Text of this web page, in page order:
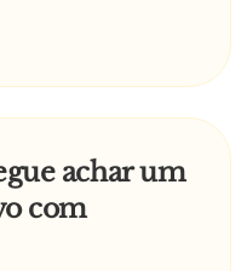
...
sobre
você já conversou
uma
acabou se
achar um
com